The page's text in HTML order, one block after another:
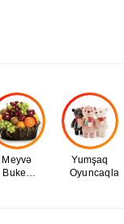
Meyvə
Buket,
Yumşaq
Oyuncaqlar